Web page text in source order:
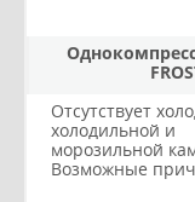
Отсутствует
холодильной и
морозильной
Возможные